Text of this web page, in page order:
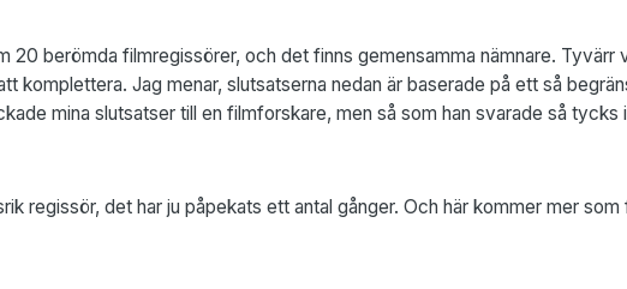
20 berömda filmregissörer, och det finns gemensamma nämnare.
komplettera. Jag menar, slutsatserna nedan är baserade på ett så
mina slutsatser till en filmforskare, men så som han svarade så tycks
regissör, det har ju påpekats ett antal gånger. Och här kommer mer